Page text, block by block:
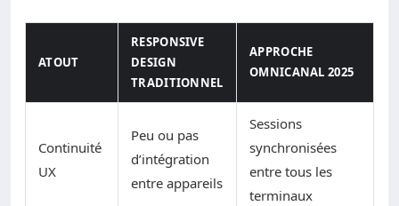
ATOUT
RESPONSIVE
DESIGN
TRADITIONNEL
APPROCHE
OMNICANAL 2025
Continuité
UX
Peu ou pas
d’intégration
entre appareils
Sessions
synchronisées
entre tous les
terminaux